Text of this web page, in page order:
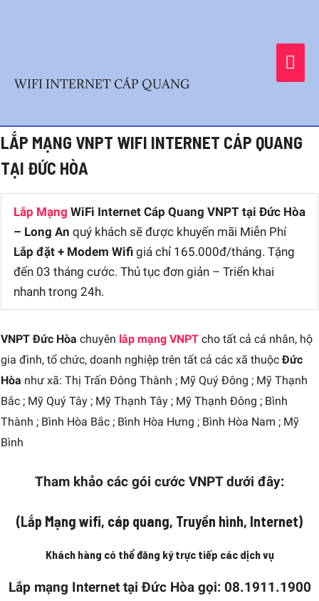
WIFI INTERNET CÁP QUANG
LẮP MẠNG VNPT WIFI INTERNET CÁP QUANG
TẠI ĐỨC HÒA
Lắp Mạng WiFi Internet Cáp Quang VNPT tại Đức Hòa
– Long An quý khách sẽ được khuyến mãi Miễn Phí
Lắp đặt + Modem Wifi giá chỉ 165.000đ/tháng. Tặng
đến 03 tháng cước. Thủ tục đơn giản – Triển khai
nhanh trong 24h.
VNPT Đức Hòa chuyên lắp mạng VNPT cho tất cả cá nhân, hộ
gia đình, tổ chức, doanh nghiệp trên tất cả các xã thuộcĐức
Hòa như xã: Thị Trấn Đông Thành ; Mỹ Quý Đông ; Mỹ Thạnh
Bắc ; Mỹ Quý Tây ; Mỹ Thạnh Tây ; Mỹ Thạnh Đông ; Bình
Thành ; Bình Hòa Bắc ; Bình Hòa Hưng ; Bình Hòa Nam ; Mỹ
Bình
Tham khảo các gói cước VNPT dưới đây:
(Lắp Mạng wifi, cáp quang, Truyền hình, Internet)
Khách hàng có thể đăng ký trực tiếp các dịch vụ
Lắp mạng Internet tại Đức Hòa gọi: 08.1911.1900
Post
navigation